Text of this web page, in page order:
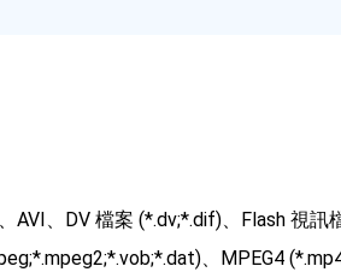
AVI、DV 檔案 (*.dv;*.dif)、Flash 視
、MPEG4